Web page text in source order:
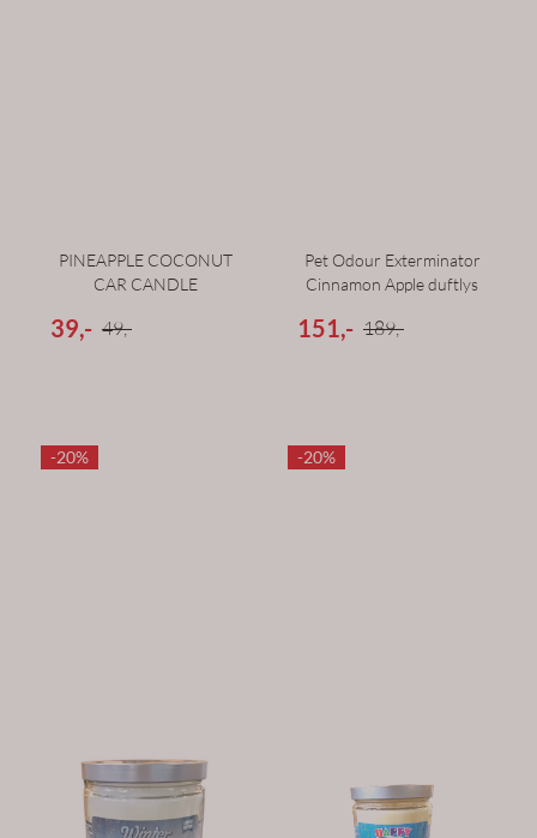
PINEAPPLE COCONUT
CAR CANDLE
39,- 49,-
Pet Odour Exterminator
Cinnamon Apple duftlys
151,- 189,-
-20% -20%